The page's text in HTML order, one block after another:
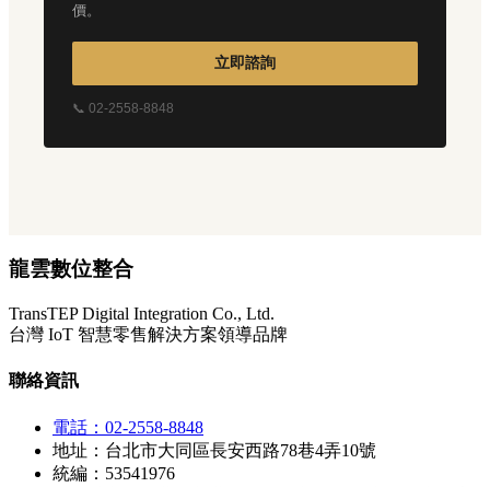
價。
立即諮詢
📞 02-2558-8848
龍雲數位整合
TransTEP Digital Integration Co., Ltd.
台灣 IoT 智慧零售解決方案領導品牌
聯絡資訊
電話：02-2558-8848
地址：台北市大同區長安西路78巷4弄10號
統編：53541976